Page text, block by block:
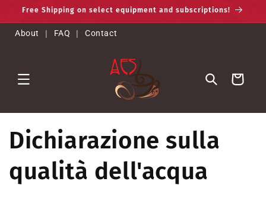
direttamente
ai contenuti
Free Shipping on select equipment and subscriptions!
About | FAQ | Contact
Carrello
Dichiarazione sulla
qualità dell'acqua